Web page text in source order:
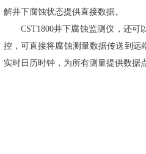
解井下腐蚀状态提供直接数据。
CST1800井下腐蚀监测仪，还
控，可直接将腐蚀测量数据传送到
实时日历时钟，为所有测量提供数据